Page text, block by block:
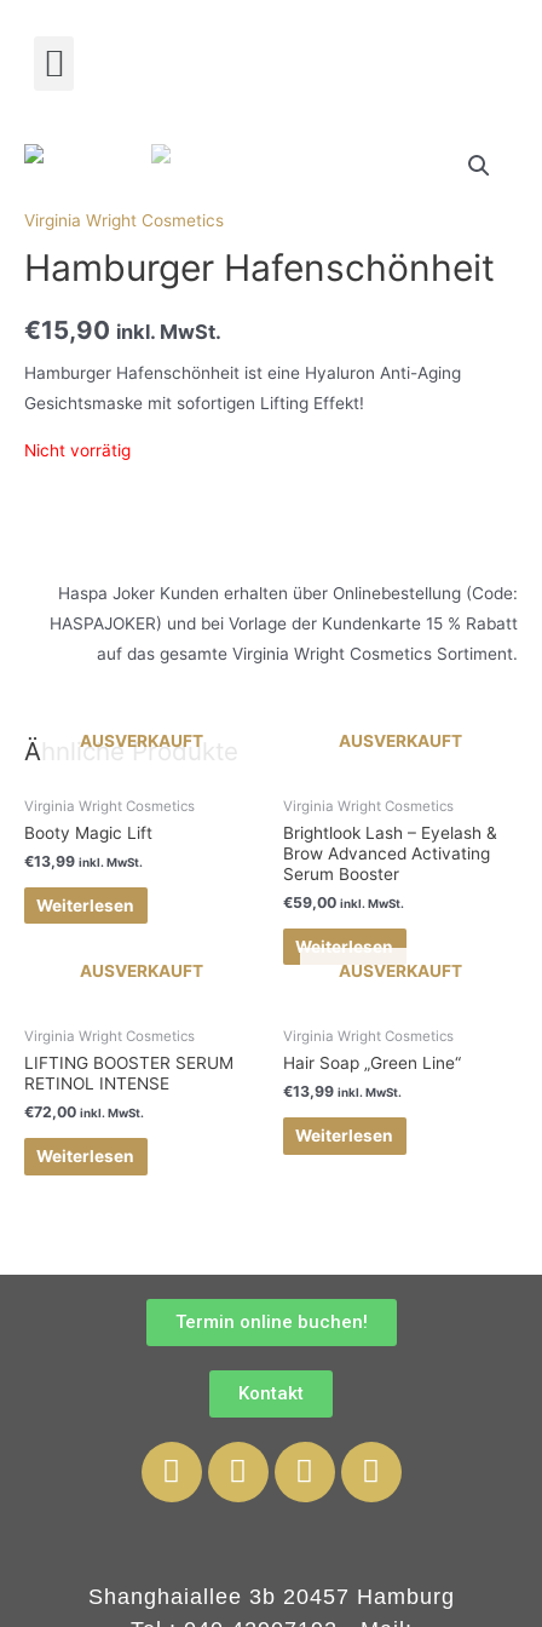
Virginia Wright Cosmetics
Hamburger Hafenschönheit
€15,90 inkl. MwSt.
Hamburger Hafenschönheit ist eine Hyaluron Anti-Aging
Gesichtsmaske mit sofortigen Lifting Effekt!
Nicht vorrätig
Haspa Joker Kunden erhalten über Onlinebestellung (Code:
HASPAJOKER) und bei Vorlage der Kundenkarte 15 % Rabatt
auf das gesamte Virginia Wright Cosmetics Sortiment.
Ähnliche Produkte
AUSVERKAUFT
Virginia Wright Cosmetics
Booty Magic Lift
€13,99 inkl. MwSt.
Weiterlesen
AUSVERKAUFT
Virginia Wright Cosmetics
Brightlook Lash – Eyelash &
Brow Advanced Activating
Serum Booster
€59,00 inkl. MwSt.
Weiterlesen
AUSVERKAUFT
Virginia Wright Cosmetics
LIFTING BOOSTER SERUM
RETINOL INTENSE
€72,00 inkl. MwSt.
Weiterlesen
AUSVERKAUFT
Virginia Wright Cosmetics
Hair Soap „Green Line“
€13,99 inkl. MwSt.
Weiterlesen
Termin online buchen!
Kontakt
Shanghaiallee 3b 20457 Hamburg